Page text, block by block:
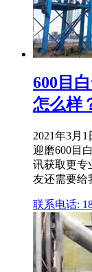
600目
怎么样
2021年3月
迎磨600目
讯获取更专
友还需要给
联系电话: